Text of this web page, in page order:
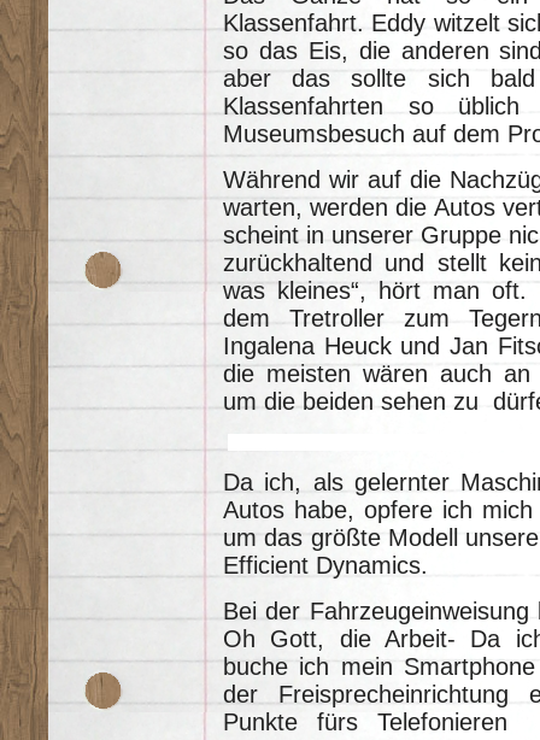
Klassenfahrt. Eddy witzelt
so das Eis, die anderen
aber das sollte sich
Klassenfahrten so
Museumsbesuch auf dem
Während wir auf die
warten, werden die Autos
scheint in unserer Gruppe
zurückhaltend und stellt
was kleines“, hört man
dem Tretroller zum
Ingalena Heuck und Jan
die meisten wären auch an
um die beiden sehen zu
Da ich, als gelernter
Autos habe, opfere ich
um das größte Modell
Efficient Dynamics.
Bei der
Oh Gott, die Arbeit- Da
buche ich mein
der
Punkte fürs